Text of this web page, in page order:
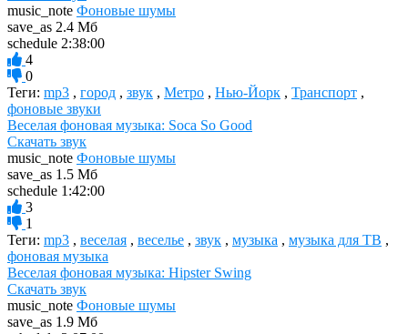
music_note Фоновые шумы
save_as 2.4 Мб
schedule 2:38:00
4
0
Теги: mp3 , город , звук , Метро , Нью-Йорк , Транспорт ,
фоновые звуки
Веселая фоновая музыка: Soca So Good
Скачать звук
music_note Фоновые шумы
save_as 1.5 Мб
schedule 1:42:00
3
1
Теги: mp3 , веселая , веселье , звук , музыка , музыка для ТВ ,
фоновая музыка
Веселая фоновая музыка: Hipster Swing
Скачать звук
music_note Фоновые шумы
save_as 1.9 Мб